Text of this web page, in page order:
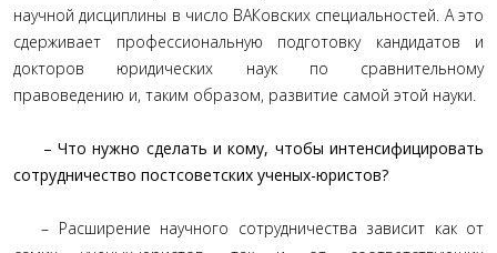
научной дисциплины в число ВАКовских специальностей. А это
сдерживает профессиональную подготовку кандидатов и
докторов юридических наук по сравнительному
правоведению и, таким образом, развитие самой этой науки.
– Что нужно сделать и кому, чтобы интенсифицировать
сотрудничество постсоветских ученых-юристов?
– Расширение научного сотрудничества зависит как от